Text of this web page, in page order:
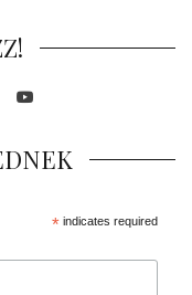
Youtube
*indicates required